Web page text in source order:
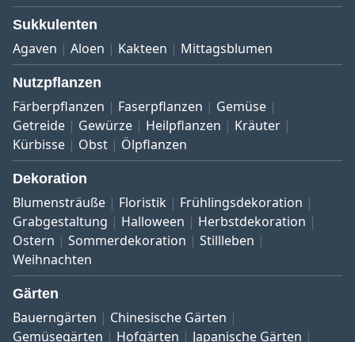
Sukkulenten
Agaven Aloen Kakteen Mittagsblumen
Nutzpflanzen
Färberpflanzen Faserpflanzen
Gemüse
Getreide
Gewürze Heilpflanzen
Kräuter
Kürbisse
Obst Ölpflanzen
Dekoration
Blumensträuße Floristik
Frühlingsdekoration
Grabgestaltung
Halloween
Herbstdekoration
Ostern
Sommerdekoration
Stillleben
Weihnachten
Gärten
Bauerngärten
Chinesische Gärten
Gemüsegärten
Hofgärten
Japanische Gärten